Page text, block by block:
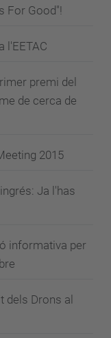
For Good"!
l'EETAC
premi del
de cerca de
2015
Ja l'has
informativa per
dels Drons al